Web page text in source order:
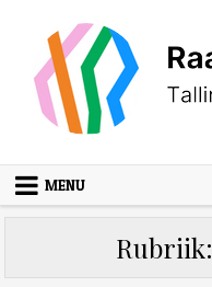
content
MENU
Rubriik: